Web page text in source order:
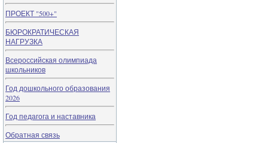
ПРОЕКТ "500+"
БЮРОКРАТИЧЕСКАЯ
НАГРУЗКА
Всероссийская олимпиада
школьников
Год дошкольного образования
2026
Год педагога и наставника
Обратная связь